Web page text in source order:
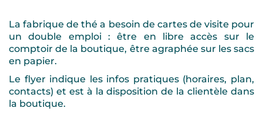
La fabrique de thé a besoin de cartes de visite pour
un double emploi : être en libre accès sur le
comptoir de la boutique, être agraphée sur les sacs
en papier.
Le flyer indique les infos pratiques (horaires, plan,
contacts) et est à la disposition de la clientèle dans
la boutique.